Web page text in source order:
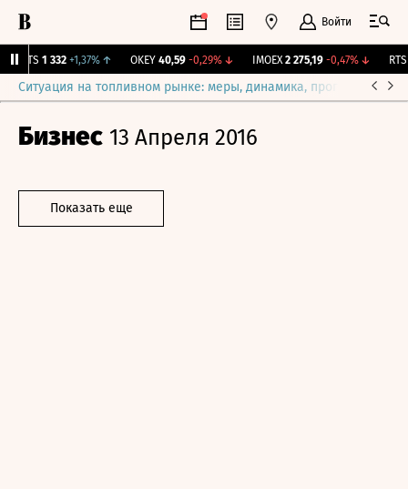
Войти
MGTS 1 332 +1,37%↑ OKEY 40,59 -0,29%↓ IMOEX 2 275,19 -0,47%↓ RTSI
Ситуация на топливном рынке: меры, динамика, прогнозы
Бизнес 13 Апреля 2016
Показать еще